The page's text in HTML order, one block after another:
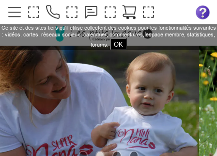
Ce site et des sites tiers qu'il utilise collectent des cookies pour les fonctionnalités suivantes
: vidéos, cartes, réseaux sociaux, calendrier, commentaires, espace membre, statistiques,
forums.
OK